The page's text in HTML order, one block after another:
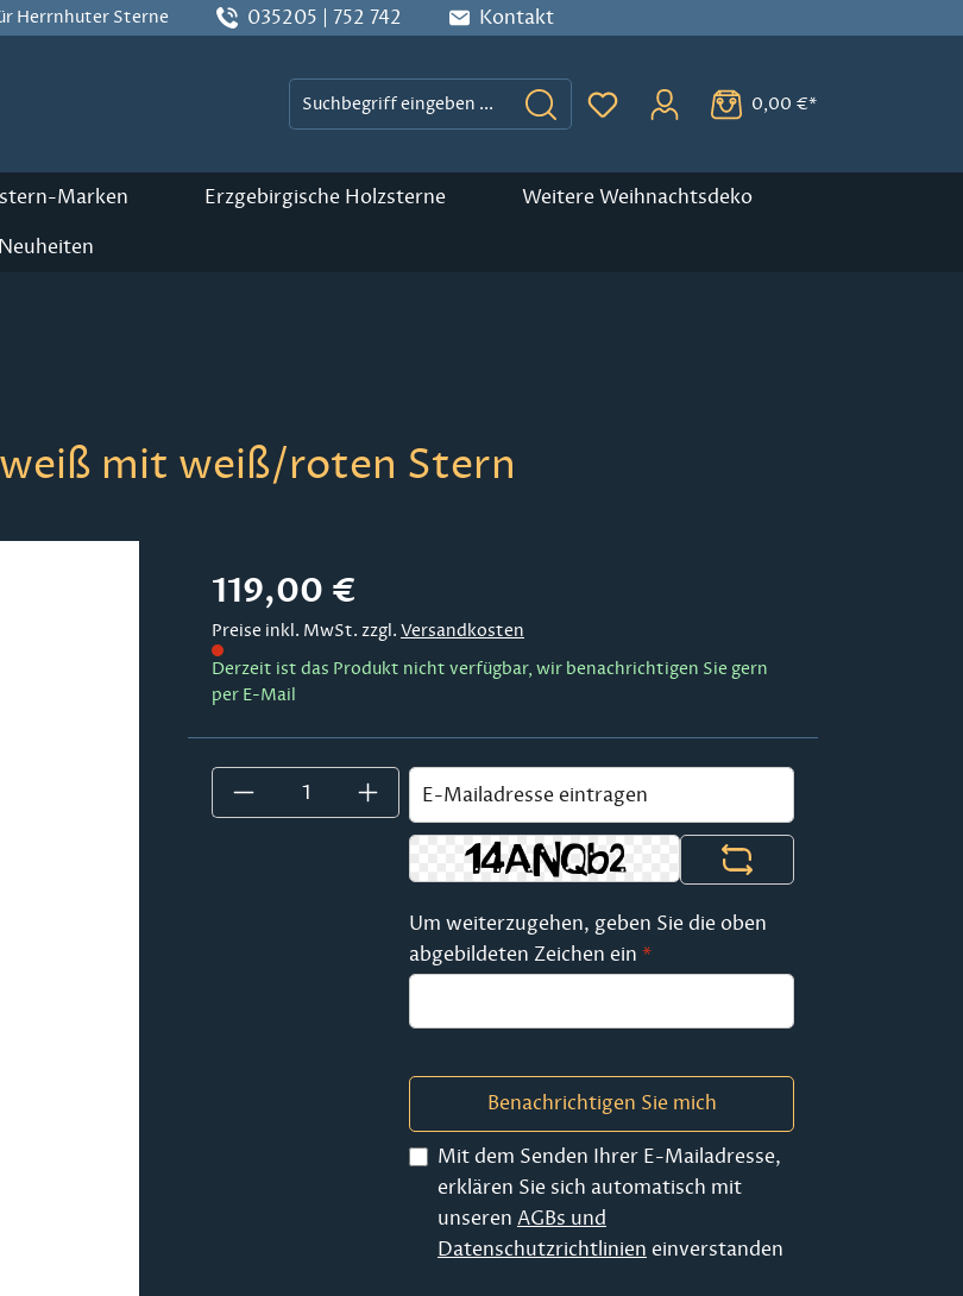
Herrnhuter Sterne 035205 | 752 742 Kontakt
Du hast 0 Produkte auf dem
0,00 €*
Marken Erzgebirgische Holzsterne Weitere Weihnachtsdeko
Neuheiten
mit weiß/roten Stern
Regulärer Preis:
119,00 €
Preise inkl. MwSt. zzgl. Versandkosten
Derzeit ist das Produkt nicht verfügbar, wir benachrichtigen Sie gern
per E-Mail
Um weiterzugehen, geben Sie die oben
abgebildeten Zeichen ein *
Benachrichtigen Sie mich
Mit dem Senden Ihrer E-Mailadresse,
erklären Sie sich automatisch mit
unseren AGBs und
Datenschutzrichtlinien einverstanden